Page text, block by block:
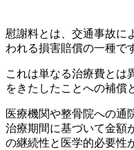
慰謝料とは、交通事故に
われる損害賠償の一種で
これは単なる治療費とは
をきたしたことへの補償
医療機関や整骨院への通
治療期間に基づいて金額
の継続性と医学的必要性